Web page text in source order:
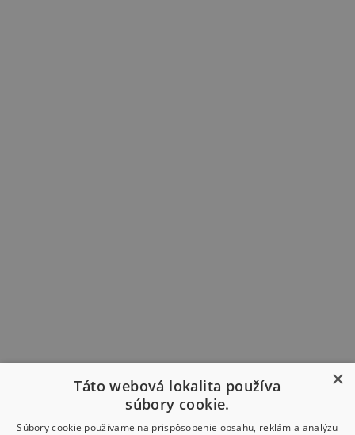
×
Táto webová lokalita používa
súbory cookie.
Súbory cookie používame na prispôsobenie obsahu, reklám a analýzu